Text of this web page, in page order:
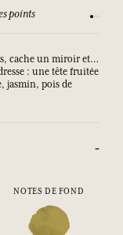
points
cache un miroir et…
: une tête fruitée
jasmin, pois de
NOTES DE FOND